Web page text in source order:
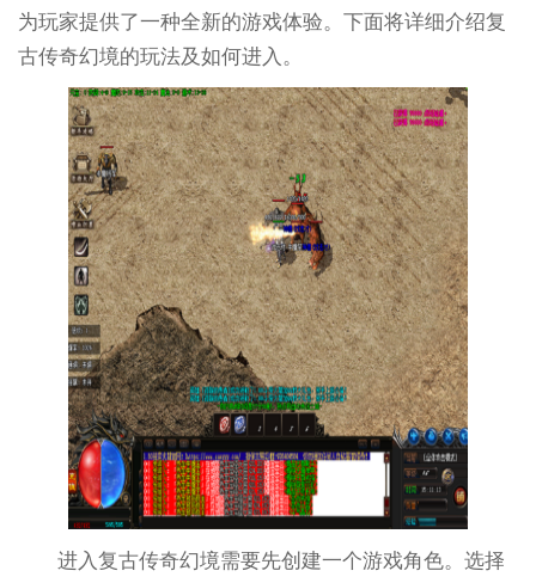
为玩家提供了一种全新的游戏体验。下面将详细介绍复
古传奇幻境的玩法及如何进入。
进入复古传奇幻境需要先创建一个游戏角色。选择